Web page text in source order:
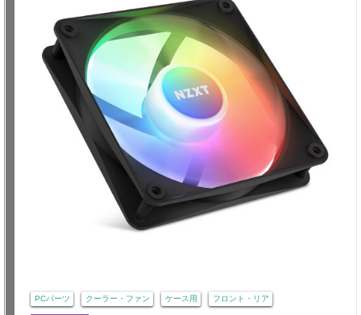
PCパーツ クーラー・ファン ケース用 フロント・リア